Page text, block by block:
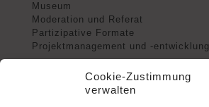
Cookie-Zustimmung
verwalten
Museum
Moderation und Referat
Partizipative Formate
Projektmanagement und -entwicklung